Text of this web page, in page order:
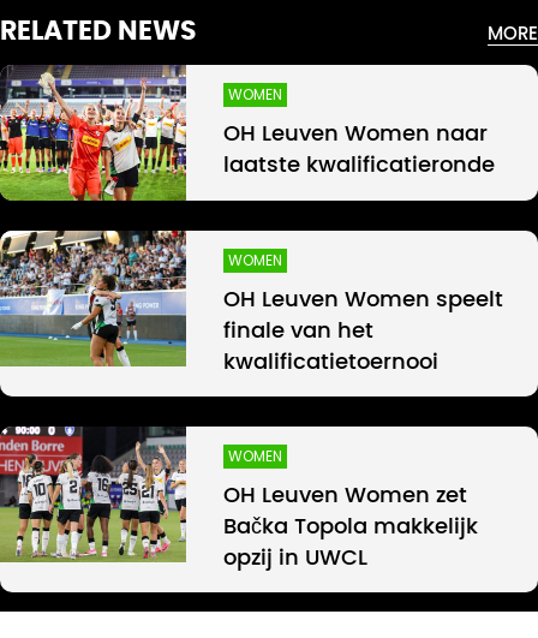
RELATED NEWS MORE
WOMEN
OH Leuven Women naar
laatste kwalificatieronde
WOMEN
OH Leuven Women speelt
finale van het
kwalificatietoernooi
WOMEN
OH Leuven Women zet
Bačka Topola makkelijk
opzij in UWCL